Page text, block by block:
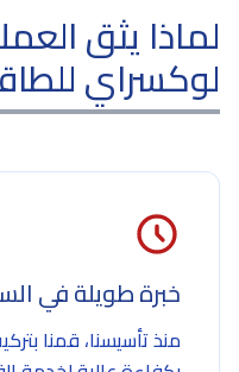
لماذا يثق
لوكسراي
خبرة طويلة في
منذ تأسيسنا، قمنا